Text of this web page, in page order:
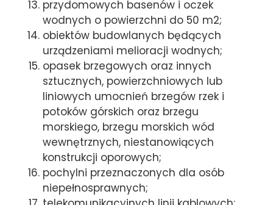
przydomowych basenów i oczek
wodnych o powierzchni do 50 m2;
obiektów budowlanych będących
urządzeniami melioracji wodnych;
opasek brzegowych oraz innych
sztucznych, powierzchniowych lub
liniowych umocnień brzegów rzek i
potoków górskich oraz brzegu
morskiego, brzegu morskich wód
wewnętrznych, niestanowiących
konstrukcji oporowych;
pochylni przeznaczonych dla osób
niepełnosprawnych;